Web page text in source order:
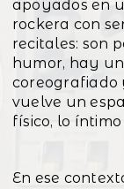
apoyados en
rockera con
recitales: son
humor, hay
coreografiado
vuelve un
físico, lo
En ese